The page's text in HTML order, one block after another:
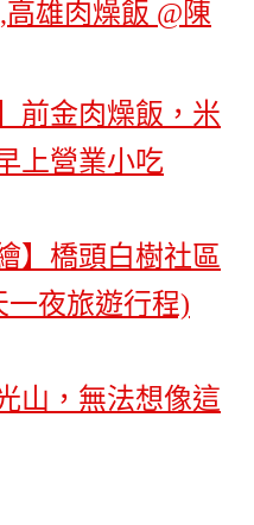
前金肉燥飯，米
上營業小吃
】橋頭白樹社區
一夜旅遊行程)
山，無法想像這